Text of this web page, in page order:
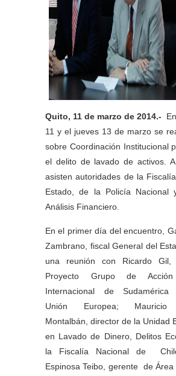
Quito, 11 de marzo de 2014.-
11 y el jueves 13 de marzo se
sobre Coordinación Institucional
el delito de lavado de activos.
asisten autoridades de la
Estado, de la Policía Nacional
Análisis Financiero.
En el primer día del encuentro,
Zambrano, fiscal General del
una reunión con Ricardo Gil,
Proyecto Grupo de Acción
Internacional de Sudamérica
Unión Europea; Mauricio
Montalbán, director de la Unidad
en Lavado de Dinero, Delitos
la Fiscalía Nacional de
Espinosa Teibo, gerente de Área